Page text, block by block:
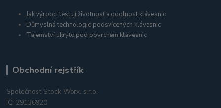
Jak výrobci testují životnost a odolnost klávesnic
Důmyslná technologie podsvícených klávesnic
Tajemství ukryto pod povrchem klávesnic
Obchodní rejstřík
Společnost Stock Worx, s.r.o.
IČ: 29136920